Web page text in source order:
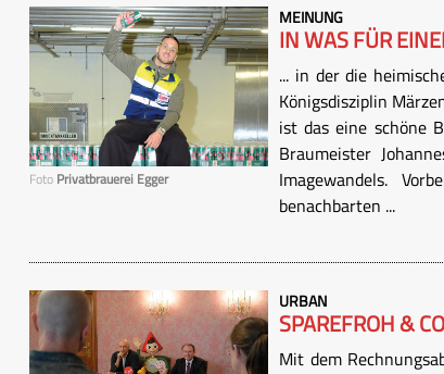
Foto Privatbrauerei Egger
MEINUNG
IN WAS FÜR
... in der die
Königsdisziplin
ist das eine schöne
Braumeister
Imagewandels.
benachbarten ...
URBAN
SPAREFROH & CO
Mit dem